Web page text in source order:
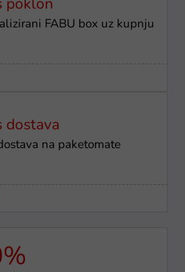
poklon
FABU box uz kupnju
dostava
na paketomate